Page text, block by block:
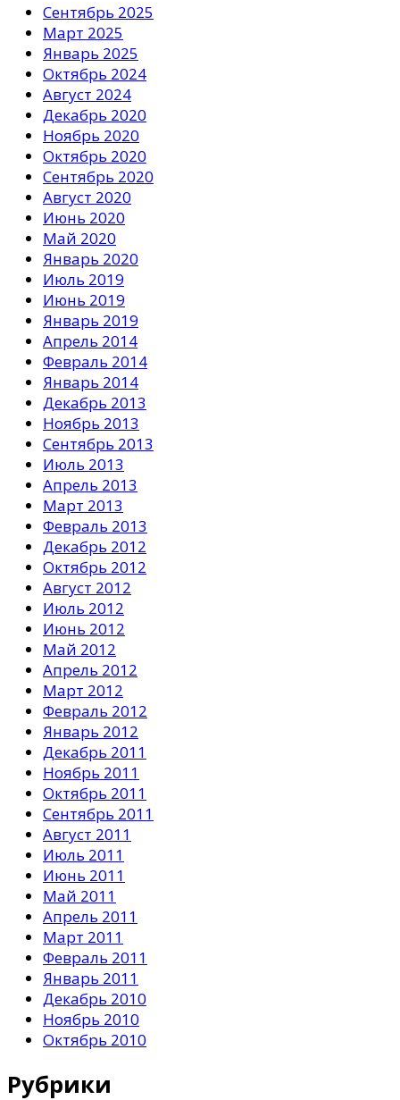
Сентябрь 2025
Март 2025
Январь 2025
Октябрь 2024
Август 2024
Декабрь 2020
Ноябрь 2020
Октябрь 2020
Сентябрь 2020
Август 2020
Июнь 2020
Май 2020
Январь 2020
Июль 2019
Июнь 2019
Январь 2019
Апрель 2014
Февраль 2014
Январь 2014
Декабрь 2013
Ноябрь 2013
Сентябрь 2013
Июль 2013
Апрель 2013
Март 2013
Февраль 2013
Декабрь 2012
Октябрь 2012
Август 2012
Июль 2012
Июнь 2012
Май 2012
Апрель 2012
Март 2012
Февраль 2012
Январь 2012
Декабрь 2011
Ноябрь 2011
Октябрь 2011
Сентябрь 2011
Август 2011
Июль 2011
Июнь 2011
Май 2011
Апрель 2011
Март 2011
Февраль 2011
Январь 2011
Декабрь 2010
Ноябрь 2010
Октябрь 2010
Рубрики